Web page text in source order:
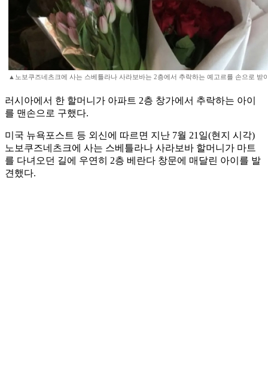
▲노보쿠즈네츠크에 사는 스베틀라나 사라보바는 2층에서 추락하는 예고르를 손으로 받
러시아에서 한 할머니가 아파트 2층 창가에서 추락하는 아이
를 맨손으로 구했다.
미국 뉴욕포스트 등 외신에 따르면 지난 7월 21일(현지 시각)
노보쿠즈네츠크에 사는 스베틀라나 사라보바 할머니가 마트
를 다녀오던 길에 우연히 2층 베란다 창문에 매달린 아이를 발
견했다.